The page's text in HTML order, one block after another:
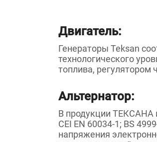
Двигатель:
Генераторы Teksan
технологического
топлива, регулятором
Альтернатор:
В продукции ТЕКСАНА
CEI EN 60034-1; BS
напряжения